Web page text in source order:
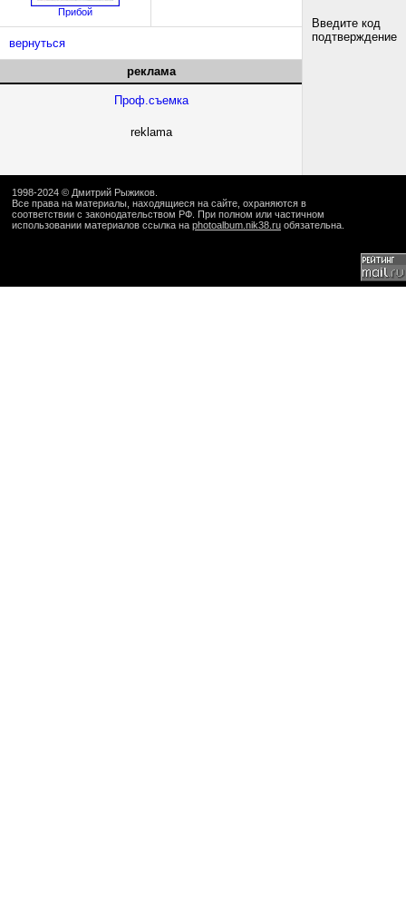
Прибой
вернуться
реклама
Проф.съемка
reklama
Введите код
подтверждение
1998-2024 © Дмитрий Рыжиков
Все права на материалы, находящиеся на сайте, охраняются в
соответствии с законодательством РФ. При полном или частичном
использовании материалов ссылка на photoalbum.nik38.ru обязательна.